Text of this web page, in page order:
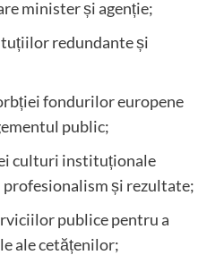
minister și agenție;
redundante și
fondurilor europene
public;
culturi instituționale
profesionalism și rezultate;
publice pentru a
ale cetățenilor;